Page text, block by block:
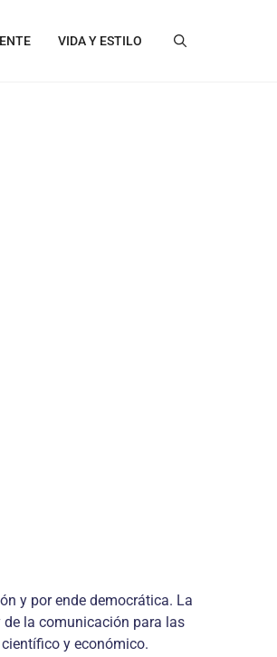
VIDA Y ESTILO
y por ende democrática. La
la comunicación para las
y económico.